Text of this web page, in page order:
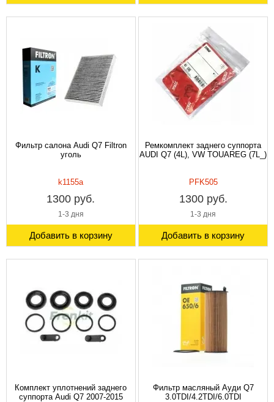
Фильтр салона Audi Q7 Filtron
уголь
k1155a
1300 руб.
1-3 дня
Добавить в корзину
Ремкомплект заднего суппорта
AUDI Q7 (4L), VW TOUAREG (7L_)
PFK505
1300 руб.
1-3 дня
Добавить в корзину
Комплект уплотнений заднего
суппорта Audi Q7 2007-2015
Фильтр масляный Ауди Q7
3.0TDI/4.2TDI/6.0TDI